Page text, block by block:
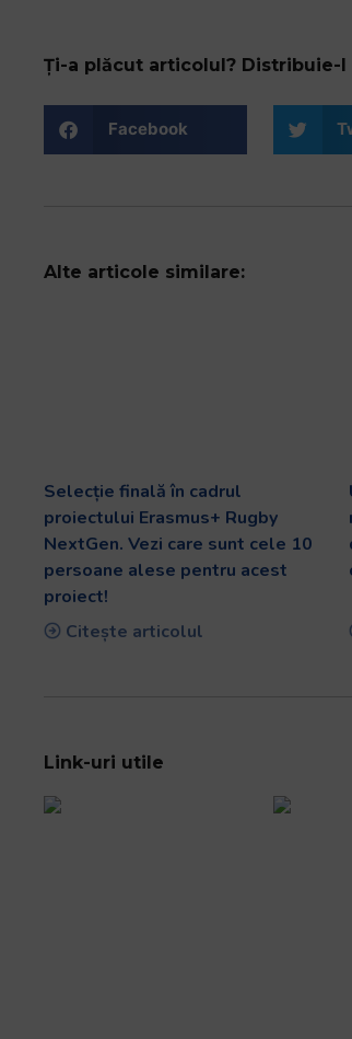
Ți-a plăcut articolul? Distribuie-
Facebook
Alte articole similare:
Selecție finală în cadrul
proiectului Erasmus+ Rugby
NextGen. Vezi care sunt cele 10
persoane alese pentru acest
proiect!
Citește articolul
Link-uri utile